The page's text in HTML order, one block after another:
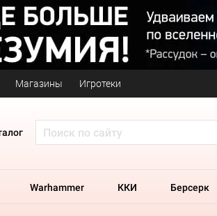
Магазины Игротеки
Warhammer ККИ Берсерк